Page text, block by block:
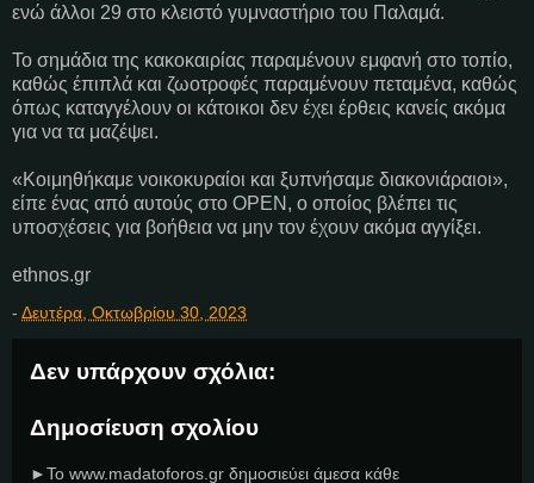
ενώ άλλοι 29 στο κλειστό γυμναστήριο του Παλαμά.
Το σημάδια της κακοκαιρίας παραμένουν εμφανή στο τοπίο,
καθώς έπιπλά και ζωοτροφές παραμένουν πεταμένα, καθώς
όπως καταγγέλουν οι κάτοικοι δεν έχει έρθεις κανείς ακόμα
για να τα μαζέψει.
«Κοιμηθήκαμε νοικοκυραίοι και ξυπνήσαμε διακονιάραιοι»,
είπε ένας από αυτούς στο OPEN, ο οποίος βλέπει τις
υποσχέσεις για βοήθεια να μην τον έχουν ακόμα αγγίξει.
ethnos.gr
- Δευτέρα, Οκτωβρίου 30, 2023
Δεν υπάρχουν σχόλια:
Δημοσίευση σχολίου
►Το www.madatoforos.gr δημοσιεύει άμεσα κάθε